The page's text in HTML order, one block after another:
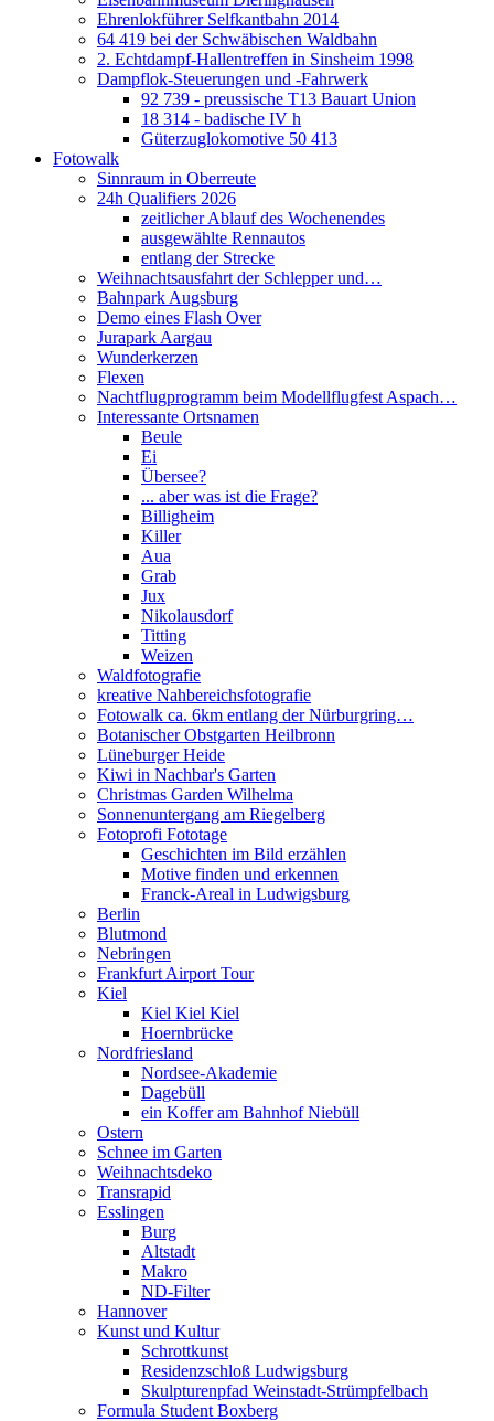
Ehrenlokführer Selfkantbahn 2014
64 419 bei der Schwäbischen Waldbahn
2. Echtdampf-Hallentreffen in Sinsheim 1998
Dampflok-Steuerungen und -Fahrwerk
92 739 - preussische T13 Bauart Union
18 314 - badische IV h
Güterzuglokomotive 50 413
Fotowalk
Sinnraum in Oberreute
24h Qualifiers 2026
zeitlicher Ablauf des Wochenendes
ausgewählte Rennautos
entlang der Strecke
Weihnachtsausfahrt der Schlepper und…
Bahnpark Augsburg
Demo eines Flash Over
Jurapark Aargau
Wunderkerzen
Flexen
Nachtflugprogramm beim Modellflugfest Aspach…
Interessante Ortsnamen
Beule
Ei
Übersee?
... aber was ist die Frage?
Billigheim
Killer
Aua
Grab
Jux
Nikolausdorf
Titting
Weizen
Waldfotografie
kreative Nahbereichsfotografie
Fotowalk ca. 6km entlang der Nürburgring…
Botanischer Obstgarten Heilbronn
Lüneburger Heide
Kiwi in Nachbar's Garten
Christmas Garden Wilhelma
Sonnenuntergang am Riegelberg
Fotoprofi Fototage
Geschichten im Bild erzählen
Motive finden und erkennen
Franck-Areal in Ludwigsburg
Berlin
Blutmond
Nebringen
Frankfurt Airport Tour
Kiel
Kiel Kiel Kiel
Hoernbrücke
Nordfriesland
Nordsee-Akademie
Dagebüll
ein Koffer am Bahnhof Niebüll
Ostern
Schnee im Garten
Weihnachtsdeko
Transrapid
Esslingen
Burg
Altstadt
Makro
ND-Filter
Hannover
Kunst und Kultur
Schrottkunst
Residenzschloß Ludwigsburg
Skulpturenpfad Weinstadt-Strümpfelbach
Formula Student Boxberg